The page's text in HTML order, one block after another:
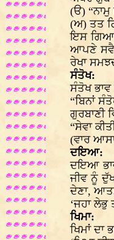
(ੳ)
(ਅ) ਤਤ
ਇਸ
ਆਪਣੇ ਸਵੈ
ਰੇਖਾ
ਸੰਤੋਖ:
ਸੰਤੋਖ ਭਾਵ
“ਬਿਨਾਂ
ਗੁਰਬਾਣੀ
“ਸੇਵਾ
(ਵਾਰ
ਦਇਆ:
ਦਇਆ
ਜੀਵ ਨੂੰ
ਦੇਣਾ,
‘ਜਹਾ ਲੇਭੁ
ਖਿਮਾ:
ਖਿਮਾਂ ਦਾ